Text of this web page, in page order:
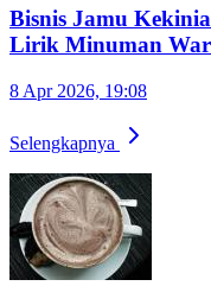
Bisnis Jamu
Lirik Minuman
8 Apr 2026, 19:08
Selengkapnya